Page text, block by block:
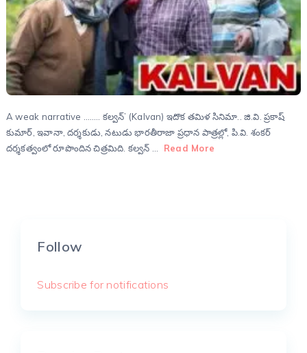
A weak narrative …….. కల్వన్’ (Kalvan) ఇదొక తమిళ సినిమా.. జి.వి. ప్రకాష్
కుమార్, ఇవానా, దర్శకుడు, నటుడు భారతీరాజా ప్రధాన పాత్రల్లో, పి.వి. శంకర్
దర్శకత్వంలో రూపొందిన చిత్రమిది. కల్వన్ …
Read More
Follow
Subscribe for notifications